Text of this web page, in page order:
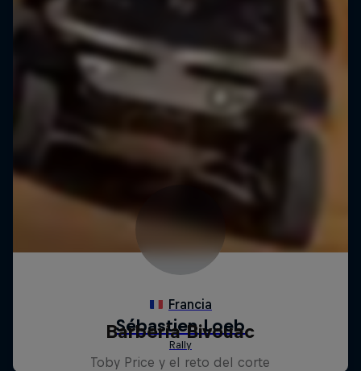
Barbería Bivouac
Toby Price y el reto del corte